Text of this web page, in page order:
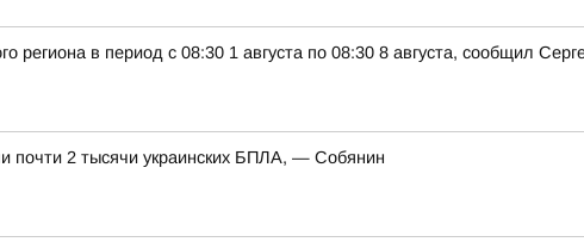
региона в период с 08:30 1 августа по 08:30 8 августа, сообщил
почти 2 тысячи украинских БПЛА, — Собянин